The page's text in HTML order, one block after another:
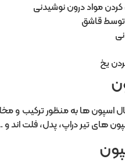
مواد درون نوشیدنی
توسط قاشق
یخ
اسپون ها به منظور ترکیب و
های تیر دراپ، پدل، فلت